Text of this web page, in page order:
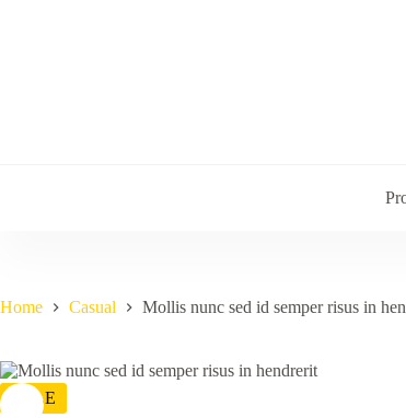
Home Casual Mollis nunc sed id semper risus in
SALE